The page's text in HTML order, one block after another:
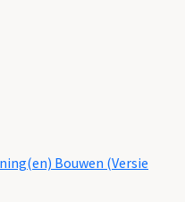
Bouwen (Versie